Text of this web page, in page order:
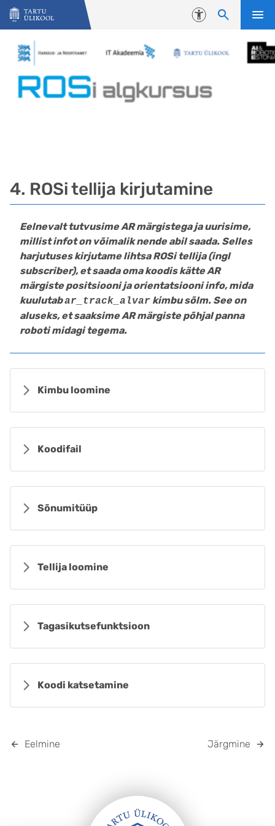
Liigu edasi põhisisu juurde
Juurdepääsetavus
4. ROSi tellija kirjutamine
Eelnevalt tutvusime AR märgistega ja uurisime,
millist infot on võimalik nende abil saada. Selles
harjutuses kirjutame lihtsa ROSi tellija (ingl
subscriber), et saada oma koodis kätte AR
märgiste positsiooni ja orientatsiooni info, mida
kuulutabar_track_alvar kimbu sõlm. See on
aluseks, et saaksime AR märgiste põhjal panna
roboti midagi tegema.
Kimbu loomine
Koodifail
Sõnumitüüp
Tellija loomine
Tagasikutsefunktsioon
Koodi katsetamine
Eelmine Järgmine